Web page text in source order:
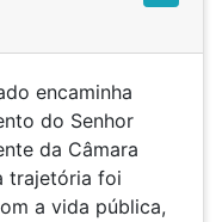
encaminha
do Senhor
da Câmara
trajetória foi
a vida pública,